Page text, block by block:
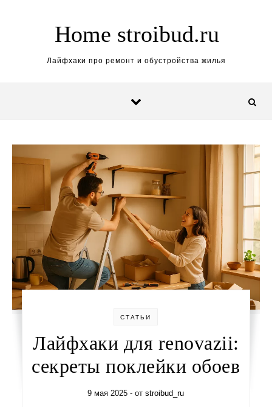
Home stroibud.ru
Лайфхаки про ремонт и обустройства жилья
СТАТЬИ
Лайфхаки для renovazii:
секреты поклейки обоев
9 мая 2025 - отstroibud_ru